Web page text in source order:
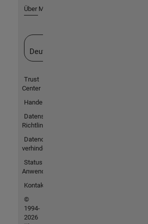
Über MathWorks
Deutschland
Trust
Center
Handelsmarken
Datenschutz-
Richtlinien
Datendiebstahl
verhindern
Status von
Anwendungen
Kontakt
©
1994-
2026